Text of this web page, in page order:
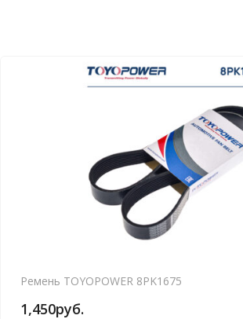
Ремень TOYOPOWER 8PK1675
1,450руб.